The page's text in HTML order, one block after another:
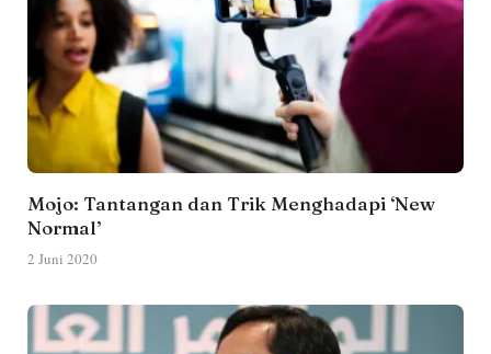
Mojo: Tantangan dan Trik Menghadapi ‘New
Normal’
2 Juni 2020